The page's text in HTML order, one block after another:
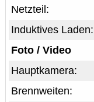
Netzteil:
Induktives Laden:
Foto / Video
Hauptkamera:
Brennweiten: